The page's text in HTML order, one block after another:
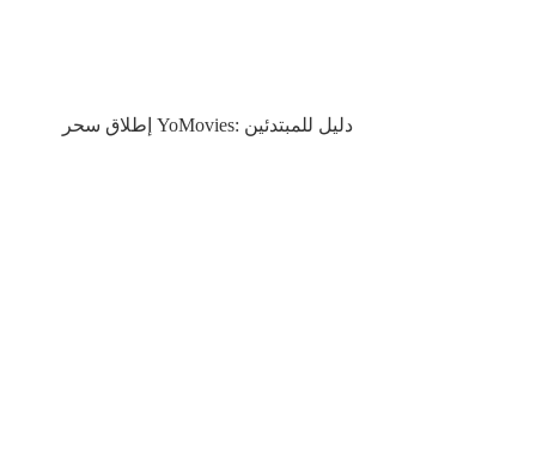
إطلاق سحر YoMovies: دليل للمبتدئين